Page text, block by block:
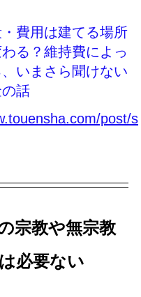
費用は建てる場所
る？維持費によっ
いまさら聞けない
話
post/s
宗教や無宗教
必要ない